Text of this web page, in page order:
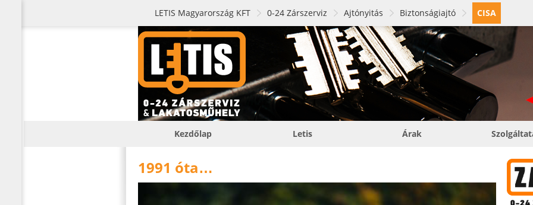
LETIS Magyarország KFT 0-24 Zárszerviz Ajtónyitás Biztonságiajtó CISA
Kezdőlap Letis Árak
1991 óta…